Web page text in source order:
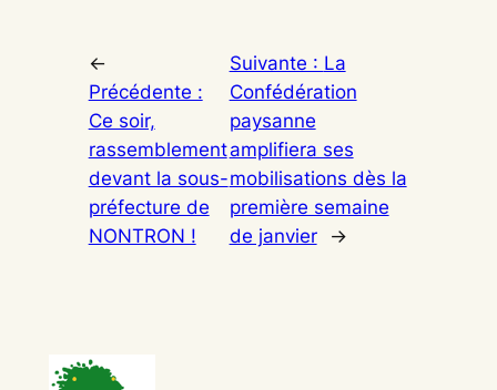
←
Précédente :
Ce soir,
rassemblement
devant la sous-
préfecture de
NONTRON !
Suivante : La
Confédération
paysanne
amplifiera ses
mobilisations dès la
première semaine
de janvier
→